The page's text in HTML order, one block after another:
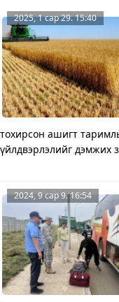
2025, 1 сар 29. 15:40
тохирсон ашигт
үйлдвэрлэлийг дэмжих
2024, 9 сар 9. 16:54